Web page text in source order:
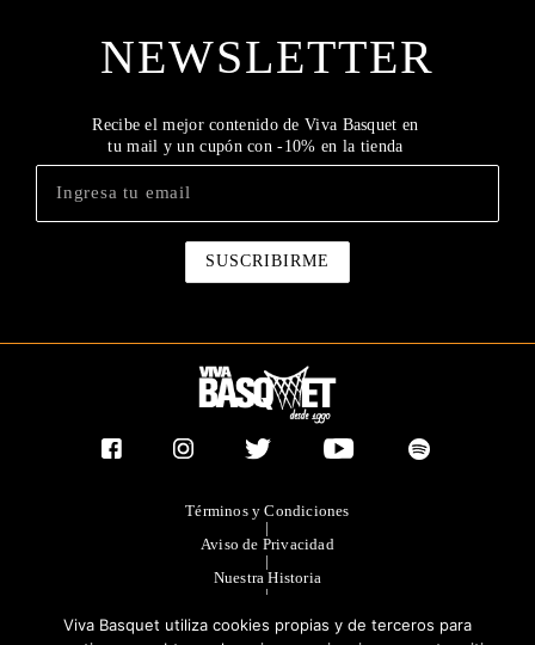
NEWSLETTER
Recibe el mejor contenido de Viva Basquet en
tu mail y un cupón con -10% en la tienda
Términos y Condiciones
|
Aviso de Privacidad
|
Nuestra Historia
|
|
Viva Basquet utiliza cookies propias y de terceros para